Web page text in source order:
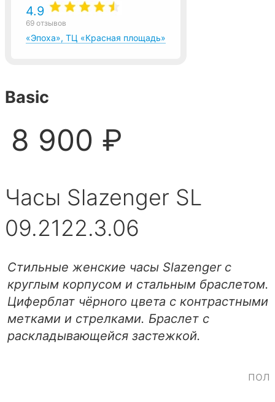
4.9
69 отзывов
«Эпоха», ТЦ «Красная площадь»
Basic
8 900 ₽
Часы Slazenger SL
09.2122.3.06
Стильные женские часы Slazenger с
круглым корпусом и стальным браслетом.
Циферблат чёрного цвета с контрастными
метками и стрелками. Браслет с
раскладывающейся застежкой.
пол